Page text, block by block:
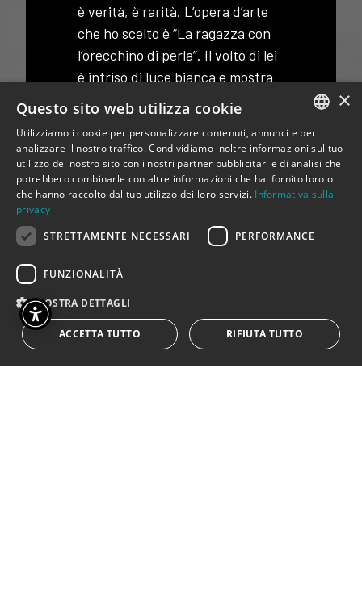
è verità, è rarità. L’opera d’arte
che ho scelto è “La ragazza con
l’orecchino di perla”. Il volto di lei
è intriso di luce bianca e mostra
una rara bellezza, mostra la
languidezza (sguardo
assorto). Lo sfondo scuro mette
ancora più in risalto il volto
ragazza che è ferma, come noi
d’altro canto, che aspettiamo
speranzosi, un po’
Questa immagine
infonde in me una sensazione
ITALIAN
ENGLISH
×
Questo sito web utilizza cookie
Utilizziamo i cookie per personalizzare contenuti, annunci e per
analizzare il nostro traffico. Condividiamo inoltre informazioni sul tuo
utilizzo del nostro sito con i nostri partner pubblicitari e di analisi che
potrebbero combinarle con altre informazioni che hai fornito loro o
che hanno raccolto dal tuo utilizzo dei loro servizi. Informativa sulla
privacy
STRETTAMENTE NECESSARI
PERFORMANCE
FUNZIONALITÀ
MOSTRA DETTAGLI
ACCETTA TUTTO RIFIUTA TUTTO